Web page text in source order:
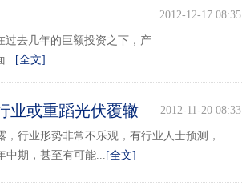
2012-12-17 08:35
过去几年的巨额投资之下，产
... [全文]
业或重蹈光伏覆辙 2012-11-20 08:33
行业形势非常不乐观，有行业人士预测，
中期，甚至有可能... [全文]